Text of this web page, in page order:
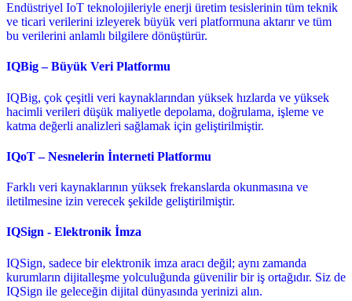
Endüstriyel IoT teknolojileriyle enerji üretim tesislerinin tüm teknik
ve ticari verilerini izleyerek büyük veri platformuna aktarır ve tüm
bu verilerini anlamlı bilgilere dönüştürür.
IQBig – Büyük Veri Platformu
IQBig, çok çeşitli veri kaynaklarından yüksek hızlarda ve yüksek
hacimli verileri düşük maliyetle depolama, doğrulama, işleme ve
katma değerli analizleri sağlamak için geliştirilmiştir.
IQoT – Nesnelerin İnterneti Platformu
Farklı veri kaynaklarının yüksek frekanslarda okunmasına ve
iletilmesine izin verecek şekilde geliştirilmiştir.
IQSign - Elektronik İmza
IQSign, sadece bir elektronik imza aracı değil; aynı zamanda
kurumların dijitalleşme yolculuğunda güvenilir bir iş ortağıdır. Siz de
IQSign ile geleceğin dijital dünyasında yerinizi alın.